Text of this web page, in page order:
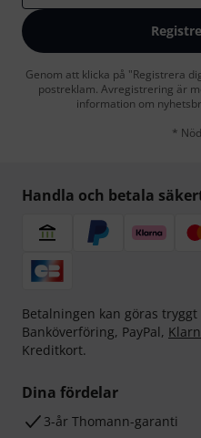
Genom att klicka på "Registrera
postreklam. Avregistrering är
information om
*
Handla och betala
Betalningen kan göras tryggt
Banköverföring, PayPal,
Kreditkort.
Dina fördelar
3-år Thomann-garanti